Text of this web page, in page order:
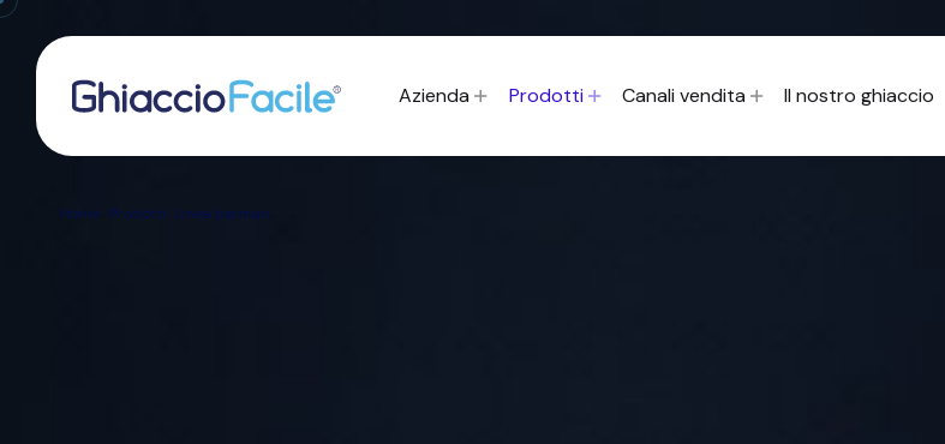
Azienda Prodotti Canali vendita Il nostro ghiaccio
Home · Prodotti · Linea barman